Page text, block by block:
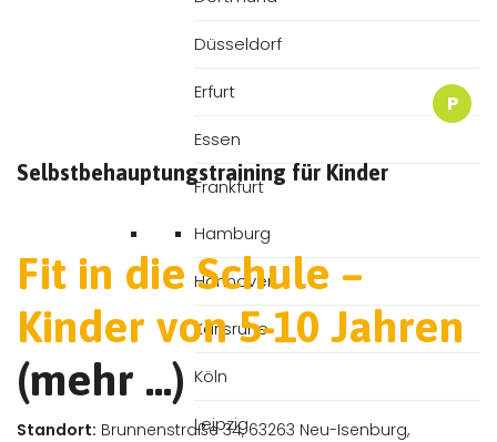
Düsseldorf
Erfurt
Essen
Frankfurt
Hamburg
Hannover
Karlsruhe
Köln
Leipzig
P
Selbstbehauptungstraining für Kinder
Fit in die Schule –
Kinder von 5-10 Jahren
(mehr …)
Standort: Brunnenstraße 34, 63263 Neu-Isenburg,